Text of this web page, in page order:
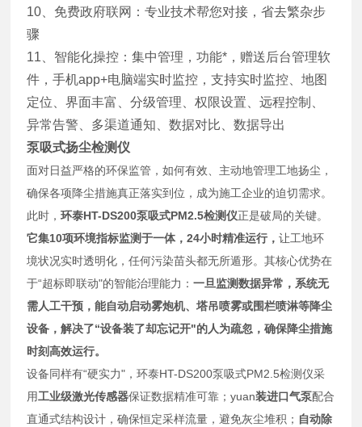
10、免费政府联网：专业技术帮您对接，省去繁杂步
骤
11、智能化操控：集中管理，功能*，赠送后台管理软
件，手机app+电脑端实时监控，支持实时监控、地图
定位、界面丰富、分级管理、权限设置、远程控制、
异常告警、多渠道通知、数据对比、数据导出
泵吸式扬尘检测仪
面对日益严格的环保监管，如何有效、主动地管理工地扬尘，
确保各项降尘措施真正落实到位，成为施工企业的迫切需求。
此时，环泰HT-DS200泵吸式PM2.5检测仪正是破局的关键。
它集10项环境指标监测于一体，24小时精准运行，让工地环
境状况实时透明化，任何污染苗头都无所遁形。其核心优势在
于“超标即联动"的智能治理能力：一旦监测数据异常，系统无
需人工干预，能自动启动雾炮机、塔吊喷雾或围栏喷淋等降尘
设备，解决了“设备装了却忘记开"的人为疏忽，确保降尘措施
时刻高效运行。
设备同样有“硬实力"，环泰HT-DS200泵吸式PM2.5检测仪采
用工业级激光传感器保证数据精准可靠；yuan装进口气泵配合
直通式结构设计，确保恒定采样流量，避免灰尘堆积； 自动除